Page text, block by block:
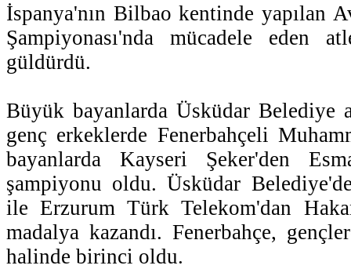
İspanya'nın Bilbao kentinde yapılan
Şampiyonası'nda mücadele eden
güldürdü.
Büyük bayanlarda Üsküdar Belediye
genç erkeklerde Fenerbahçeli
bayanlarda Kayseri Şeker'den
şampiyonu oldu. Üsküdar
ile Erzurum Türk Telekom'dan
madalya kazandı. Fenerbahçe,
halinde birinci oldu.